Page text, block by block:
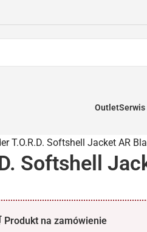
OutletSerwis
T.O.R.D. Softshell Jacket AR
Softshell
Produkt na zamówienie